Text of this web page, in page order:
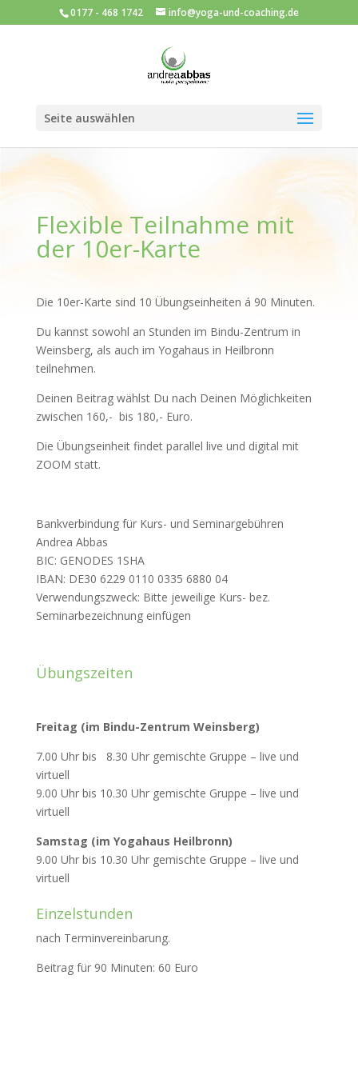
0177 - 468 1742 info@yoga-und-coaching.de
Seite auswählen
Flexible Teilnahme mit
der 10er-Karte
Die 10er-Karte sind 10 Übungseinheiten á 90 Minuten.
Du kannst sowohl an Stunden im Bindu-Zentrum in
Weinsberg, als auch im Yogahaus in Heilbronn
teilnehmen.
Deinen Beitrag wählst Du nach Deinen Möglichkeiten
zwischen 160,- bis 180,- Euro.
Die Übungseinheit findet parallel live und digital mit
ZOOM statt.
Bankverbindung für Kurs- und Seminargebühren
Andrea Abbas
BIC: GENODES 1SHA
IBAN: DE30 6229 0110 0335 6880 04
Verwendungszweck: Bitte jeweilige Kurs- bez.
Seminarbezeichnung einfügen
Übungszeiten
Freitag (im Bindu-Zentrum Weinsberg)
7.00 Uhr bis 8.30 Uhr gemischte Gruppe – live und
virtuell
9.00 Uhr bis 10.30 Uhr gemischte Gruppe – live und
virtuell
Samstag (im Yogahaus Heilbronn)
9.00 Uhr bis 10.30 Uhr gemischte Gruppe – live und
virtuell
Einzelstunden
nach Terminvereinbarung.
Beitrag für 90 Minuten: 60 Euro